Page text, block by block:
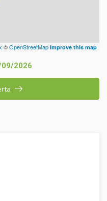
©OpenStreetMap Improve this map
2026